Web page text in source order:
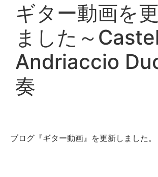
ギター動画を
ました～
Andriaccio
奏
ブログ『ギター動画』を更新しました。